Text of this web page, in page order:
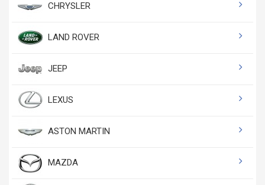
CHRYSLER
LAND ROVER
JEEP
LEXUS
ASTON MARTIN
MAZDA